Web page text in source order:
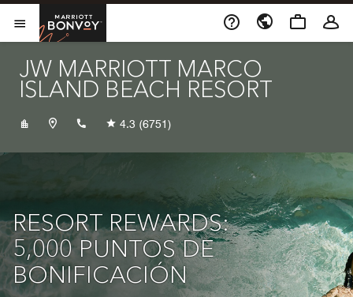
Skip to Content
Abrir el menú
Marriott Bonvoy
JW MARRIOTT MARCO
ISLAND BEACH RESORT
+12393942511
4.3 (6751)
RESORT REWARDS:
5,000 PUNTOS DE
BONIFICACIÓN